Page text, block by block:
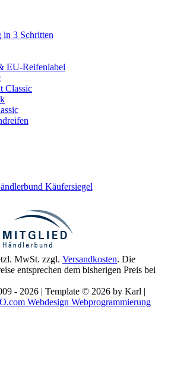
in 3 Schritten
EU-Reifenlabel
Classic
MwSt. zzgl. Versandkosten. Die
entsprechen dem bisherigen Preis bei
- 2026 | Template © 2026 by Karl |
Webdesign Webprogrammierung